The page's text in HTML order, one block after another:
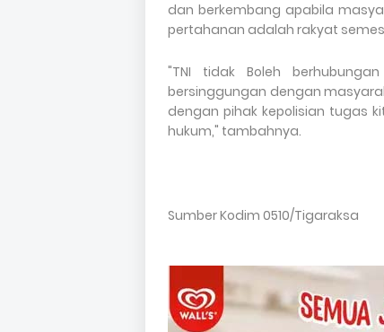
dan berkembang apabila
pertahanan adalah rakyat
"TNI tidak Boleh
bersinggungan dengan
dengan pihak kepolisian tugas
hukum," tambahnya.
Sumber Kodim 0510/Tigaraksa